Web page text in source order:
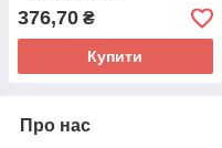
модернізований
376,70 ₴
Купити
Про нас